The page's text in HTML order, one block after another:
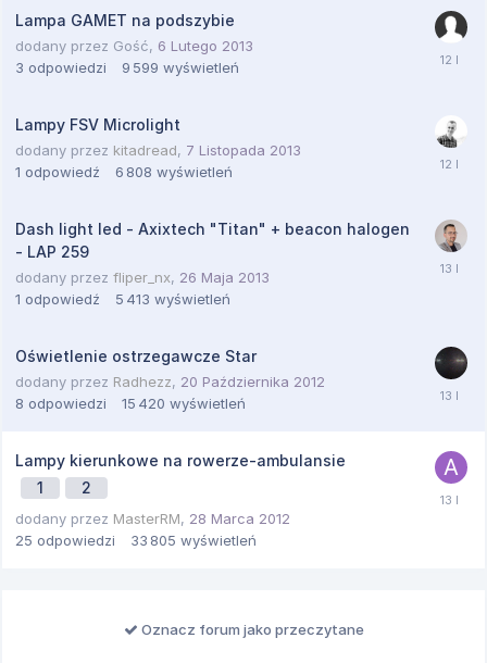
Lampa GAMET na podszybie
dodany przez Gość, 6 Lutego 2013
3 odpowiedzi 9 599 wyświetleń
Lampy FSV Microlight
dodany przez kitadread, 7 Listopada 2013
1 odpowiedź 6 808 wyświetleń
Dash light led - Axixtech "Titan" + beacon halogen
- LAP 259
dodany przez fliper_nx, 26 Maja 2013
1 odpowiedź 5 413 wyświetleń
Oświetlenie ostrzegawcze Star
dodany przez Radhezz, 20 Października 2012
8 odpowiedzi 15 420 wyświetleń
Lampy kierunkowe na rowerze-ambulansie
1
2
dodany przez MasterRM, 28 Marca 2012
25 odpowiedzi 33 805 wyświetleń
Oznacz forum jako przeczytane